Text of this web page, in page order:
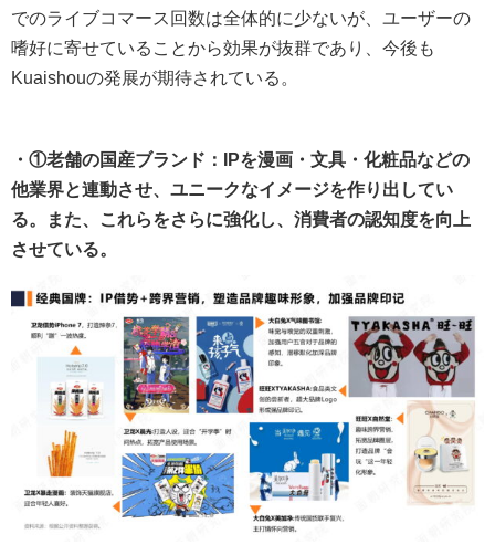
でのライブコマース回数は全体的に少ないが、ユーザーの
嗜好に寄せていることから効果が抜群であり、今後も
Kuaishouの発展が期待されている。
・①老舗の国産ブランド：IPを漫画・文具・化粧品などの
他業界と連動させ、ユニークなイメージを作り出してい
る。また、これらをさらに強化し、消費者の認知度を向上
させている。